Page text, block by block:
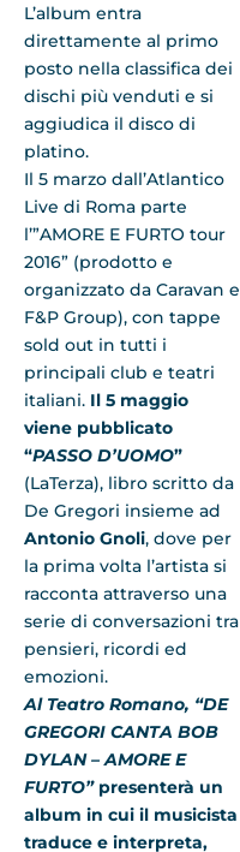
L’album entra
direttamente al primo
posto nella classifica dei
dischi più venduti e si
aggiudica il disco di
platino.
Il 5 marzo dall’Atlantico
Live di Roma parte
l’”AMORE E FURTO tour
2016” (prodotto e
organizzato da Caravan e
F&P Group), con tappe
sold out in tutti i
principali club e teatri
italiani. Il 5 maggio
viene pubblicato
“PASSO D’UOMO”
(LaTerza), libro scritto da
De Gregori insieme ad
Antonio Gnoli, dove per
la prima volta l’artista si
racconta attraverso una
serie di conversazioni tra
pensieri, ricordi ed
emozioni.
Al Teatro Romano, “DE
GREGORI CANTA BOB
DYLAN – AMORE E
FURTO”presenterà un
album in cui il musicista
traduce e interpreta,